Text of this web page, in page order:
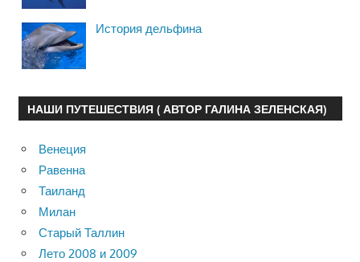
История дельфина
НАШИ ПУТЕШЕСТВИЯ ( АВТОР ГАЛИНА ЗЕЛЕНСКАЯ)
Венеция
Равенна
Таиланд
Милан
Старый Таллин
Лето 2008 и 2009